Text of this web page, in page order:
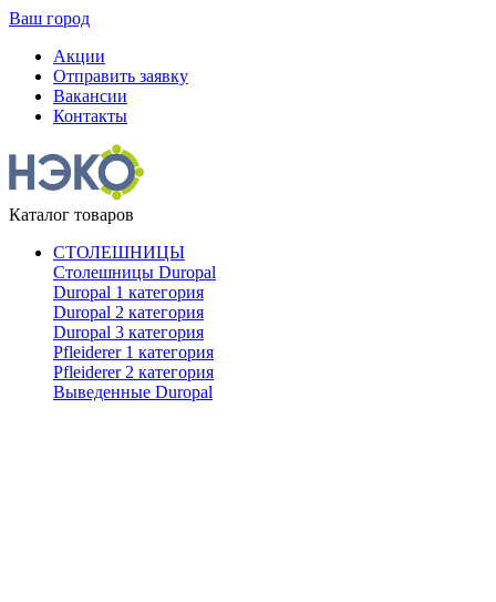
Ваш город
Акции
Отправить заявку
Вакансии
Контакты
Каталог товаров
СТОЛЕШНИЦЫ
Столешницы Duropal
Duropal 1 категория
Duropal 2 категория
Duropal 3 категория
Pfleiderer 1 категория
Pfleiderer 2 категория
Выведенные Duropal